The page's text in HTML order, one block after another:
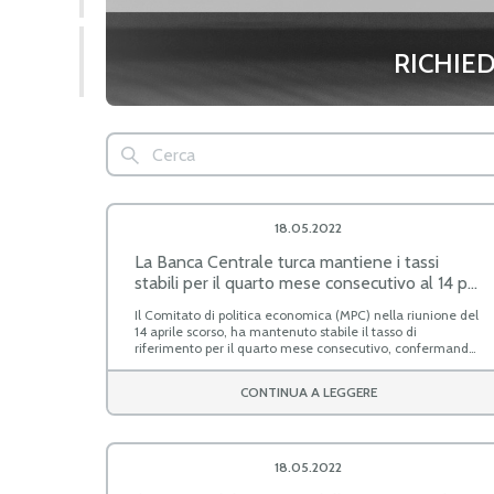
18.05.2022
La Banca Centrale turca mantiene i tassi
stabili per il quarto mese consecutivo al 14 per
Il Comitato di politica economica (MPC) nella riunione del
14 aprile scorso, ha mantenuto stabile il tasso di
riferimento per il quarto mese consecutivo, confermando
dell’MPC, è stato affermato che la decisione di mantenere
invariato il tasso ufficiale di riferimento è stata presa
tarderebbero a manifestarsi; nel frattempo però il tasso di
inflazione in Turchia è salito 61,14% nello scorso mese di
marzo dal 54,4% di febbraio scorso (era al 16,19% nel
CONTINUA A LEGGERE
18.05.2022